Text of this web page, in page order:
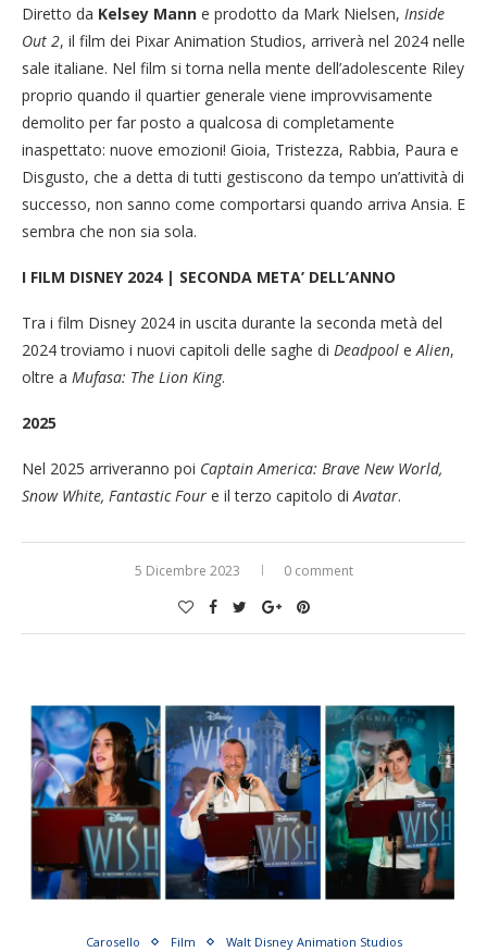
Diretto da Kelsey Mann e prodotto da Mark Nielsen, Inside
Out 2, il film dei Pixar Animation Studios, arriverà nel 2024 nelle
sale italiane. Nel film si torna nella mente dell’adolescente Riley
proprio quando il quartier generale viene improvvisamente
demolito per far posto a qualcosa di completamente
inaspettato: nuove emozioni! Gioia, Tristezza, Rabbia, Paura e
Disgusto, che a detta di tutti gestiscono da tempo un’attività di
successo, non sanno come comportarsi quando arriva Ansia. E
sembra che non sia sola.
I FILM DISNEY 2024 | SECONDA META’ DELL’ANNO
Tra i film Disney 2024 in uscita durante la seconda metà del
2024 troviamo i nuovi capitoli delle saghe di Deadpool e Alien,
oltre a Mufasa: The Lion King.
2025
Nel 2025 arriveranno poi Captain America: Brave New World,
Snow White, Fantastic Four e il terzo capitolo di Avatar.
5 Dicembre 2023 0 comment
Carosello Film Walt Disney Animation Studios